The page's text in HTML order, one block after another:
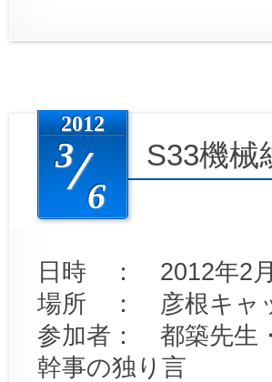
2012
3
6
S33機
日時 ： 2012年2月
場所 ： 彦根キャ
参加者： 都築先生
幹事の独り言